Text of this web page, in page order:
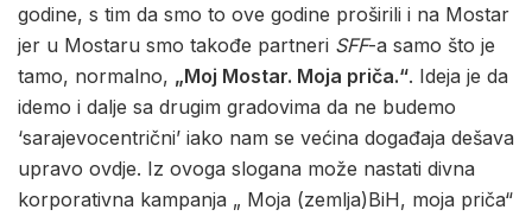
godine, s tim da smo to ove godine proširili i na Mostar
jer u Mostaru smo takođe partneri SFF-a samo što je
tamo, normalno, „Moj Mostar. Moja priča.“. Ideja je da
idemo i dalje sa drugim gradovima da ne budemo
‘sarajevocentrični’ iako nam se većina događaja dešava
upravo ovdje. Iz ovoga slogana može nastati divna
korporativna kampanja „ Moja (zemlja)BiH, moja priča“